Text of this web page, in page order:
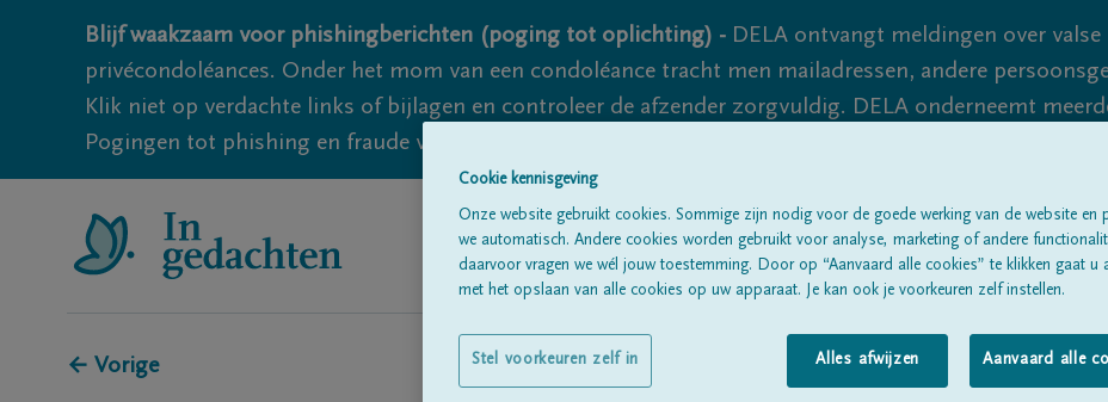
Blijf waakzaam voor phishingberichten (poging tot oplichting) - DELA ontvangt meldingen over
privécondoléances. Onder het mom van een condoléance tracht men mailadressen, andere
Klik niet op verdachte links of bijlagen en controleer de afzender zorgvuldig. DELA onderneemt
Pogingen tot phishing en fraude vallen echter nooit volledig uit te sluiten, dus blijf waakzaam.
Alle rouwberichten Over ons
← Vorige
Cookie kennisgeving
Onze website gebruikt cookies. Sommige zijn nodig voor de goede werking van de website en
we automatisch. Andere cookies worden gebruikt voor analyse, marketing of andere
daarvoor vragen we wél jouw toestemming. Door op “Aanvaard alle cookies” te klikken gaat u
met het opslaan van alle cookies op uw apparaat. Je kan ook je voorkeuren zelf instellen.
Alles afwijzen Aanvaard alle
Stel voorkeuren zelf in